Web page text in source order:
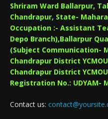
Shriram Ward Ballarpur,
Chandrapur, State-
Occupation :- Assistant
Depo Branch),Ballarpur
(Subject Communication-
Chandrapur District
Chandrapur District
Registration No.: UDYAM-
Contact us: